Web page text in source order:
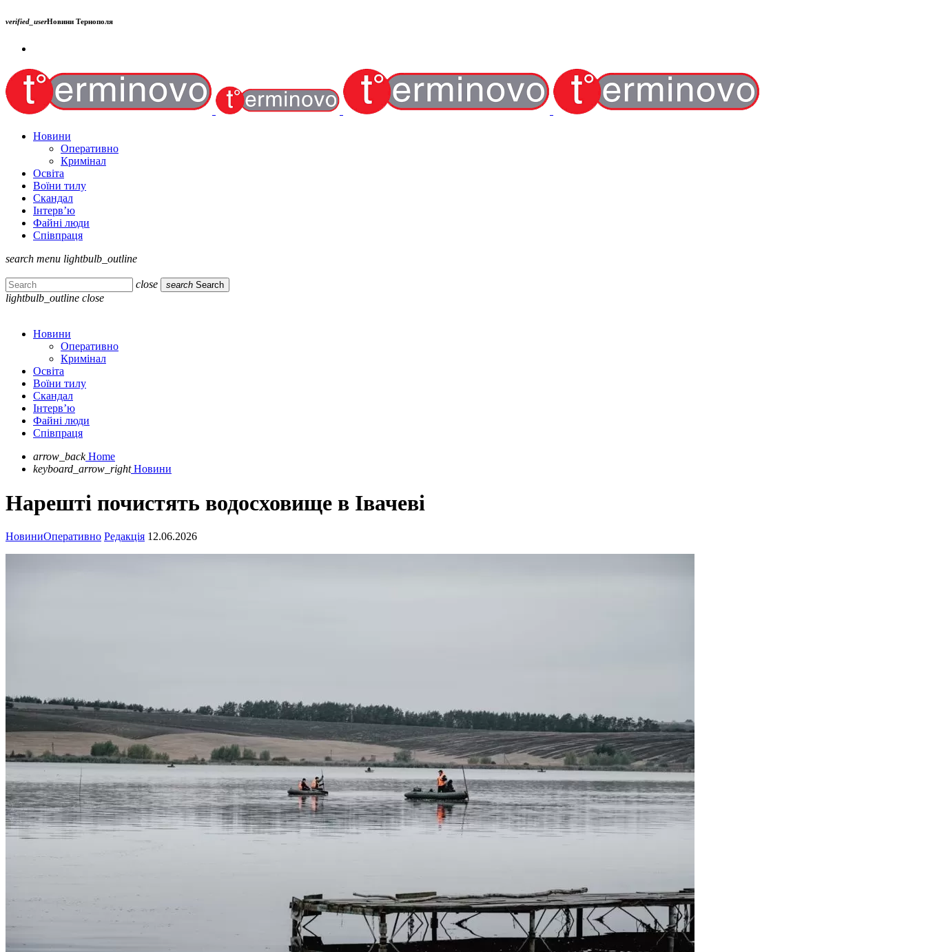
verified_userНовини Тернополя
Новини
Оперативно
Кримінал
Освіта
Воїни тилу
Скандал
Інтерв’ю
Файні люди
Співпраця
search menu lightbulb_outline
close search Search
lightbulb_outline close
Новини
Оперативно
Кримінал
Освіта
Воїни тилу
Скандал
Інтерв’ю
Файні люди
Співпраця
arrow_back Home
keyboard_arrow_right Новини
Нарешті почистять водосховище в Івачеві
НовиниОперативно Редакція 12.06.2026